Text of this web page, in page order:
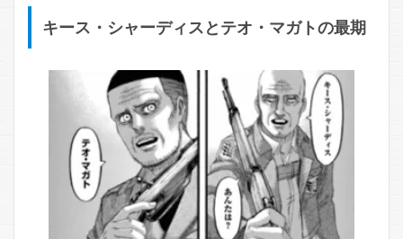
キース・シャーディスとテオ・マガトの最期